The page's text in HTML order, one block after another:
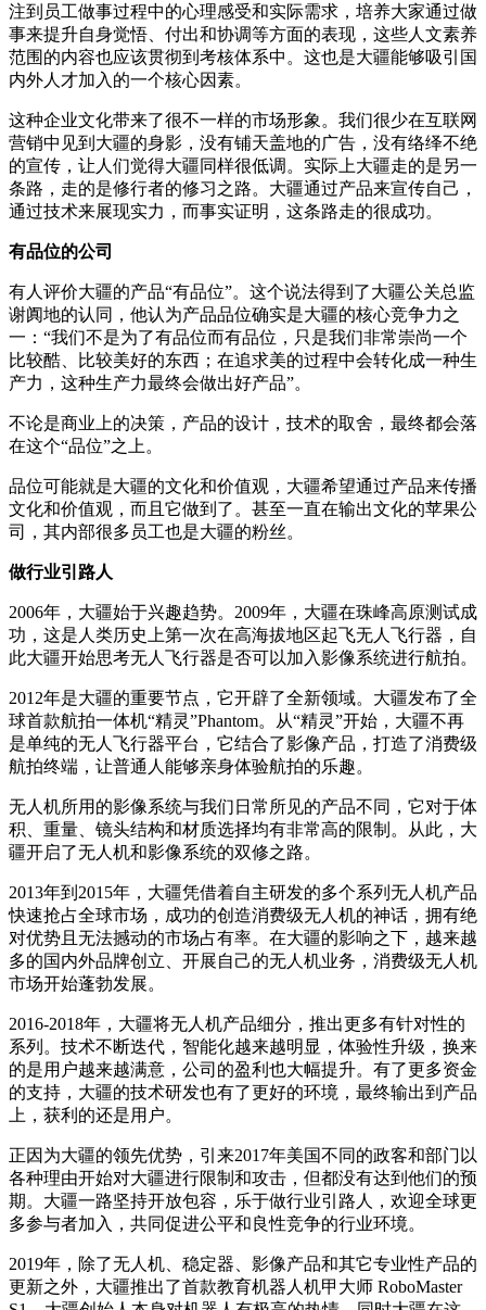
注到员工做事过程中的心理感受和实际需求，培养大家通过做
事来提升自身觉悟、付出和协调等方面的表现，这些人文素养
范围的内容也应该贯彻到考核体系中。这也是大疆能够吸引国
内外人才加入的一个核心因素。
这种企业文化带来了很不一样的市场形象。我们很少在互联网
营销中见到大疆的身影，没有铺天盖地的广告，没有络绎不绝
的宣传，让人们觉得大疆同样很低调。实际上大疆走的是另一
条路，走的是修行者的修习之路。大疆通过产品来宣传自己，
通过技术来展现实力，而事实证明，这条路走的很成功。
有品位的公司
有人评价大疆的产品“有品位”。这个说法得到了大疆公关总监
谢阗地的认同，他认为产品品位确实是大疆的核心竞争力之
一：“我们不是为了有品位而有品位，只是我们非常崇尚一个
比较酷、比较美好的东西；在追求美的过程中会转化成一种生
产力，这种生产力最终会做出好产品”。
不论是商业上的决策，产品的设计，技术的取舍，最终都会落
在这个“品位”之上。
品位可能就是大疆的文化和价值观，大疆希望通过产品来传播
文化和价值观，而且它做到了。甚至一直在输出文化的苹果公
司，其内部很多员工也是大疆的粉丝。
做行业引路人
2006年，大疆始于兴趣趋势。2009年，大疆在珠峰高原测试成
功，这是人类历史上第一次在高海拔地区起飞无人飞行器，自
此大疆开始思考无人飞行器是否可以加入影像系统进行航拍。
2012年是大疆的重要节点，它开辟了全新领域。大疆发布了全
球首款航拍一体机“精灵”Phantom。从“精灵”开始，大疆不再
是单纯的无人飞行器平台，它结合了影像产品，打造了消费级
航拍终端，让普通人能够亲身体验航拍的乐趣。
无人机所用的影像系统与我们日常所见的产品不同，它对于体
积、重量、镜头结构和材质选择均有非常高的限制。从此，大
疆开启了无人机和影像系统的双修之路。
2013年到2015年，大疆凭借着自主研发的多个系列无人机产品
快速抢占全球市场，成功的创造消费级无人机的神话，拥有绝
对优势且无法撼动的市场占有率。在大疆的影响之下，越来越
多的国内外品牌创立、开展自己的无人机业务，消费级无人机
市场开始蓬勃发展。
2016-2018年，大疆将无人机产品细分，推出更多有针对性的
系列。技术不断迭代，智能化越来越明显，体验性升级，换来
的是用户越来越满意，公司的盈利也大幅提升。有了更多资金
的支持，大疆的技术研发也有了更好的环境，最终输出到产品
上，获利的还是用户。
正因为大疆的领先优势，引来2017年美国不同的政客和部门以
各种理由开始对大疆进行限制和攻击，但都没有达到他们的预
期。大疆一路坚持开放包容，乐于做行业引路人，欢迎全球更
多参与者加入，共同促进公平和良性竞争的行业环境。
2019年，除了无人机、稳定器、影像产品和其它专业性产品的
更新之外，大疆推出了首款教育机器人机甲大师 RoboMaster